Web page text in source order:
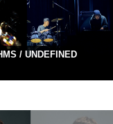
/ UNDEFINED